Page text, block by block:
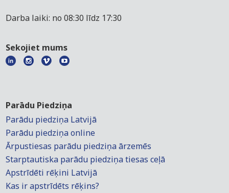
Darba laiki: no 08:30 līdz 17:30
Sekojiet mums
Parādu Piedziņa
Parādu piedziņa Latvijā
Parādu piedziņa online
Ārpustiesas parādu piedziņa ārzemēs
Starptautiska parādu piedziņa tiesas ceļā
Apstrīdēti rēķini Latvijā
Kas ir apstrīdēts rēķins?